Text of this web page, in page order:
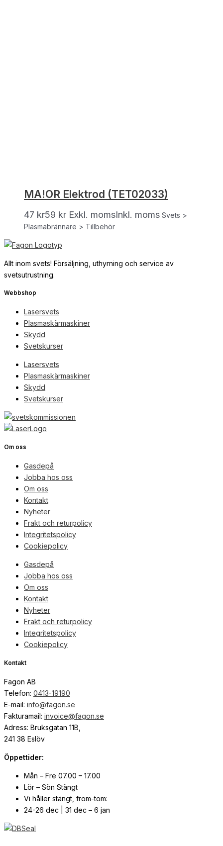
MA!OR Elektrod (TET02033)
47 kr59 kr Exkl. momsInkl. moms Svets >
Plasmabrännare > Tillbehör
Allt inom svets! Försäljning, uthyrning och service av
svetsutrustning.
Webbshop
Lasersvets
Plasmaskärmaskiner
Skydd
Svetskurser
Lasersvets
Plasmaskärmaskiner
Skydd
Svetskurser
Om oss
Gasdepå
Jobba hos oss
Om oss
Kontakt
Nyheter
Frakt och returpolicy
Integritetspolicy
Cookiepolicy
Gasdepå
Jobba hos oss
Om oss
Kontakt
Nyheter
Frakt och returpolicy
Integritetspolicy
Cookiepolicy
Kontakt
Fagon AB
Telefon: 0413-19190
E-mail: info@fagon.se
Fakturamail: invoice@fagon.se
Adress: Bruksgatan 11B,
241 38 Eslöv
Öppettider:
Mån – Fre 07.00 – 17.00
Lör – Sön Stängt
Vi håller stängt, from-tom:
24-26 dec | 31 dec – 6 jan